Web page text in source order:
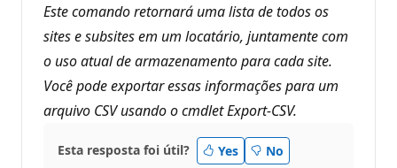
Este comando retornará uma lista de todos os
sites e subsites em um locatário, juntamente com
o uso atual de armazenamento para cada site.
Você pode exportar essas informações para um
arquivo CSV usando o cmdlet Export-CSV.
Esta resposta foi útil? Yes No